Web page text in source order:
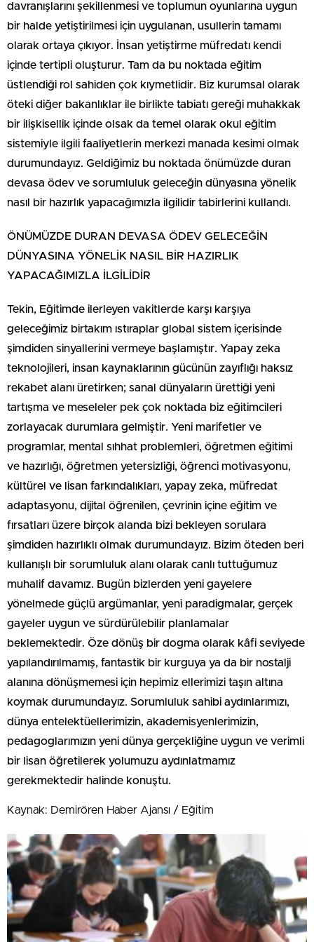
davranışlarını şekillenmesi ve toplumun oyunlarına uygun
bir halde yetiştirilmesi için uygulanan, usullerin tamamı
olarak ortaya çıkıyor. İnsan yetiştirme müfredatı kendi
içinde tertipli oluşturur. Tam da bu noktada eğitim
üstlendiği rol sahiden çok kıymetlidir. Biz kurumsal olarak
öteki diğer bakanlıklar ile birlikte tabiatı gereği muhakkak
bir ilişkisellik içinde olsak da temel olarak okul eğitim
sistemiyle ilgili faaliyetlerin merkezi manada kesimi olmak
durumundayız. Geldiğimiz bu noktada önümüzde duran
devasa ödev ve sorumluluk geleceğin dünyasına yönelik
nasıl bir hazırlık yapacağımızla ilgilidir tabirlerini kullandı.
ÖNÜMÜZDE DURAN DEVASA ÖDEV GELECEĞİN
DÜNYASINA YÖNELİK NASIL BİR HAZIRLIK
YAPACAĞIMIZLA İLGİLİDİR
Tekin, Eğitimde ilerleyen vakitlerde karşı karşıya
geleceğimiz birtakım ıstıraplar global sistem içerisinde
şimdiden sinyallerini vermeye başlamıştır. Yapay zeka
teknolojileri, insan kaynaklarının gücünün zayıflığı haksız
rekabet alanı üretirken; sanal dünyaların ürettiği yeni
tartışma ve meseleler pek çok noktada biz eğitimcileri
zorlayacak durumlara gelmiştir. Yeni marifetler ve
programlar, mental sıhhat problemleri, öğretmen eğitimi
ve hazırlığı, öğretmen yetersizliği, öğrenci motivasyonu,
kültürel ve lisan farkındalıkları, yapay zeka, müfredat
adaptasyonu, dijital öğrenilen, çevrinin içine eğitim ve
fırsatları üzere birçok alanda bizi bekleyen sorulara
şimdiden hazırlıklı olmak durumundayız. Bizim öteden beri
kullanışlı bir sorumluluk alanı olarak canlı tuttuğumuz
muhalif davamız. Bugün bizlerden yeni gayelere
yönelmede güçlü argümanlar, yeni paradigmalar, gerçek
gayeler uygun ve sürdürülebilir planlamalar
beklemektedir. Öze dönüş bir dogma olarak kâfi seviyede
yapılandırılmamış, fantastik bir kurguya ya da bir nostalji
alanına dönüşmemesi için hepimiz ellerimizi taşın altına
koymak durumundayız. Sorumluluk sahibi aydınlarımızı,
dünya entelektüellerimizin, akademisyenlerimizin,
pedagoglarımızın yeni dünya gerçekliğine uygun ve verimli
bir lisan öğretilerek yolumuzu aydınlatmamız
gerekmektedir halinde konuştu.
Kaynak: Demirören Haber Ajansı / Eğitim